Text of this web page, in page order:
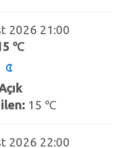
2026 21:00
℃
15 ℃
2026 22:00